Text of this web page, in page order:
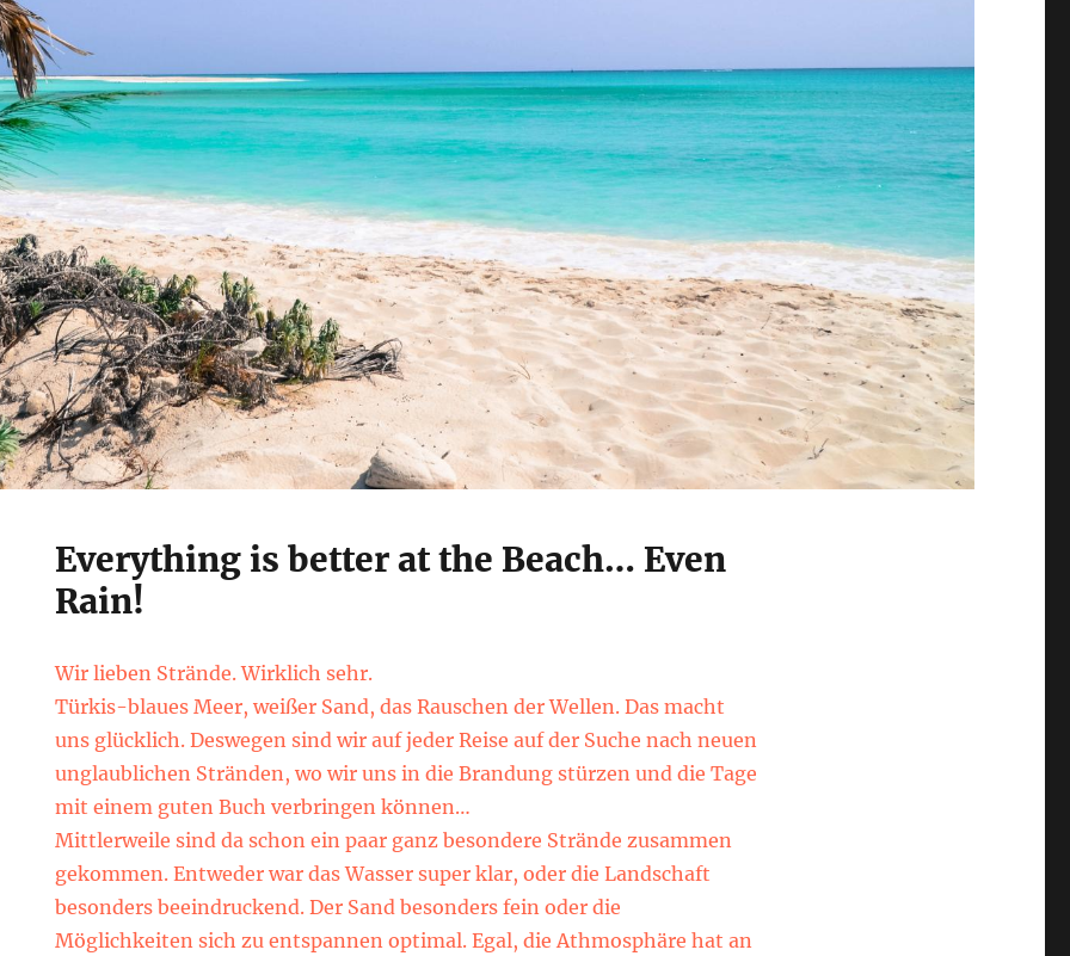
Everything is better at the Beach… Even
Rain!
Wir lieben Strände. Wirklich sehr.
Türkis-blaues Meer, weißer Sand, das Rauschen der Wellen. Das macht
uns glücklich. Deswegen sind wir auf jeder Reise auf der Suche nach neuen
unglaublichen Stränden, wo wir uns in die Brandung stürzen und die Tage
mit einem guten Buch verbringen können…
Mittlerweile sind da schon ein paar ganz besondere Strände zusammen
gekommen. Entweder war das Wasser super klar, oder die Landschaft
besonders beeindruckend. Der Sand besonders fein oder die
Möglichkeiten sich zu entspannen optimal. Egal, die Athmosphäre hat an